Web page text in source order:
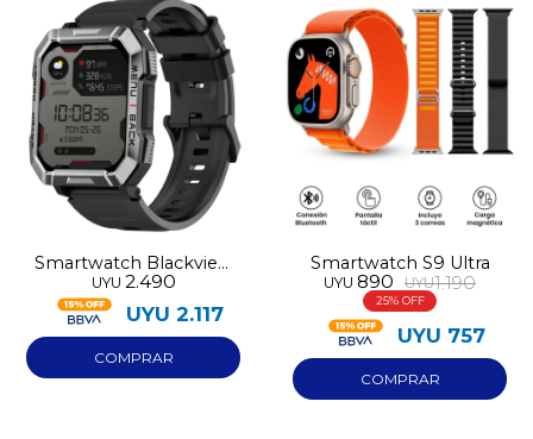
Smartwatch Blackview
W60
UYU 2.490
UYU 2.117
Smartwatch S9 Ultra
UYU 890 UYU1.190
25
UYU 757